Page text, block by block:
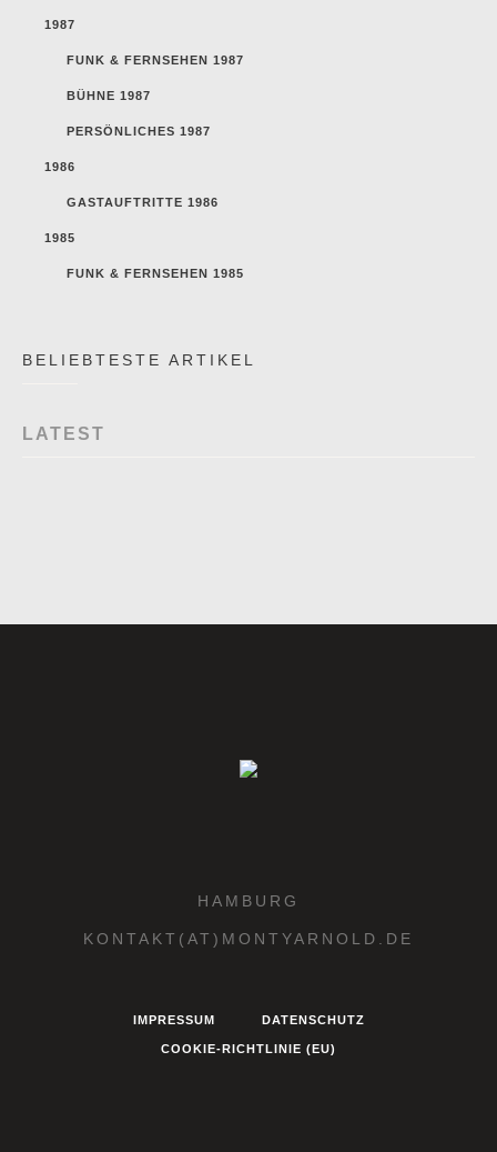
1987
FUNK & FERNSEHEN 1987
BÜHNE 1987
PERSÖNLICHES 1987
1986
GASTAUFTRITTE 1986
1985
FUNK & FERNSEHEN 1985
BELIEBTESTE ARTIKEL
LATEST
HAMBURG
KONTAKT(AT)MONTYARNOLD.DE
IMPRESSUM DATENSCHUTZ
COOKIE-RICHTLINIE (EU)